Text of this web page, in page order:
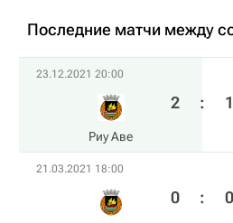
Последние матчи между
23.12.2021 20:00
Риу Аве
2 : 1
21.03.2021 18:00
0 : 0